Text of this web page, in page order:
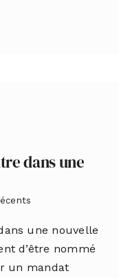
dans une
une nouvelle
d’être nommé
un mandat